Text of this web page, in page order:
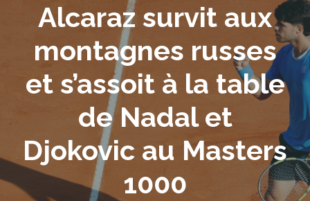
Alcaraz survit aux
montagnes russes
et s’assoit à la table
de Nadal et
Djokovic au Masters
1000